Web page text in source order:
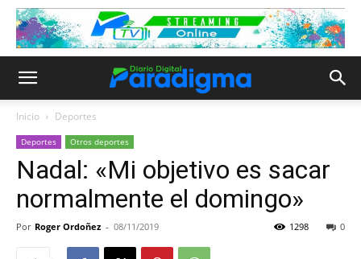
Inicio Deportes
Deportes Otros deportes
Nadal: «Mi objetivo es sacar
normalmente el domingo»
Por Roger Ordoñez - 08/11/2019 0
1298